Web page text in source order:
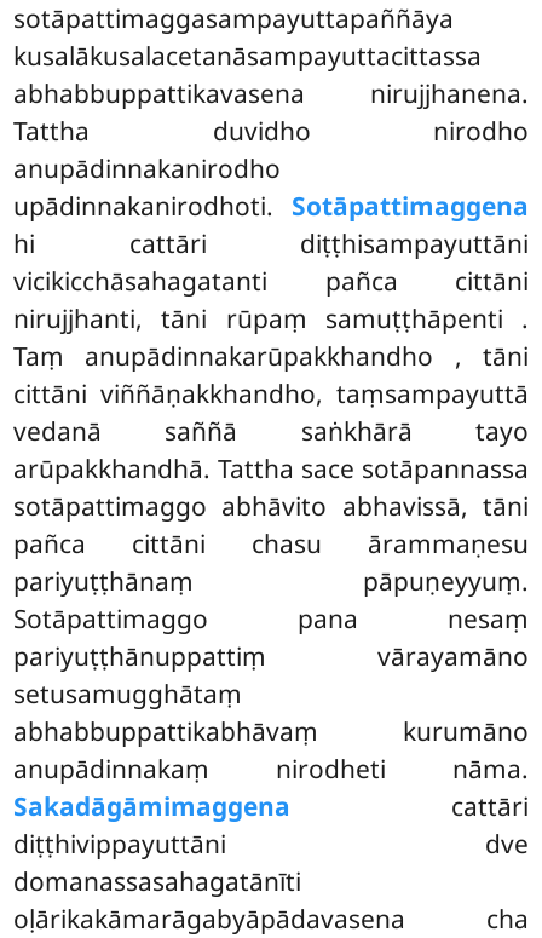
sotāpattimaggasampayuttapaññāya
kusalākusalacetanāsampayuttacittassa
abhabbuppattikavasena nirujjhanena.
Tattha duvidho nirodho
anupādinnakanirodho
upādinnakanirodhoti. Sotāpattimaggena
hi cattāri diṭṭhisampayuttāni
vicikicchāsahagatanti pañca cittāni
nirujjhanti, tāni rūpaṃ samuṭṭhāpenti .
Taṃ anupādinnakarūpakkhandho , tāni
cittāni viññāṇakkhandho, taṃsampayuttā
vedanā saññā saṅkhārā tayo
arūpakkhandhā. Tattha sace sotāpannassa
sotāpattimaggo abhāvito abhavissā, tāni
pañca cittāni chasu ārammaṇesu
pariyuṭṭhānaṃ pāpuṇeyyuṃ.
Sotāpattimaggo pana nesaṃ
pariyuṭṭhānuppattiṃ vārayamāno
setusamugghātaṃ
abhabbuppattikabhāvaṃ kurumāno
anupādinnakaṃ nirodheti nāma.
Sakadāgāmimaggena cattāri
diṭṭhivippayuttāni dve
domanassasahagatānīti
oḷārikakāmarāgabyāpādavasena cha